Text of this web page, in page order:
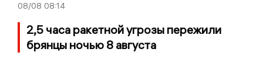
08/08 08:14
2,5 часа ракетной угрозы пережили
брянцы ночью 8 августа